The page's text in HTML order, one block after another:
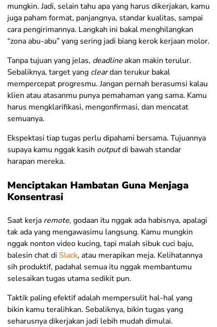
mungkin. Jadi, selain tahu apa yang harus dikerjakan, kamu
juga paham format, panjangnya, standar kualitas, sampai
cara pengirimannya. Langkah ini bakal menghilangkan
“zona abu-abu” yang sering jadi biang kerok kerjaan molor.
Tanpa tujuan yang jelas, deadlineakan makin terulur.
Sebaliknya, target yang cleardan terukur bakal
mempercepat progresmu. Jangan pernah berasumsi kalau
klien atau atasanmu punya pemahaman yang sama. Kamu
harus mengklarifikasi, mengonfirmasi, dan mencatat
semuanya.
Ekspektasi tiap tugas perlu dipahami bersama. Tujuannya
supaya kamu nggak kasih outputdi bawah standar
harapan mereka.
Menciptakan Hambatan Guna Menjaga
Konsentrasi
Saat kerja remote, godaan itu nggak ada habisnya, apalagi
tak ada yang mengawasimu langsung. Kamu mungkin
nggak nonton video kucing, tapi malah sibuk cuci baju,
balesin chat di Slack, atau merapikan meja. Kelihatannya
sih produktif, padahal semua itu nggak membantumu
selesaikan tugas utama sedikit pun.
Taktik paling efektif adalah mempersulit hal-hal yang
bikin kamu teralihkan. Sebaliknya, bikin tugas yang
seharusnya dikerjakan jadi lebih mudah dimulai.